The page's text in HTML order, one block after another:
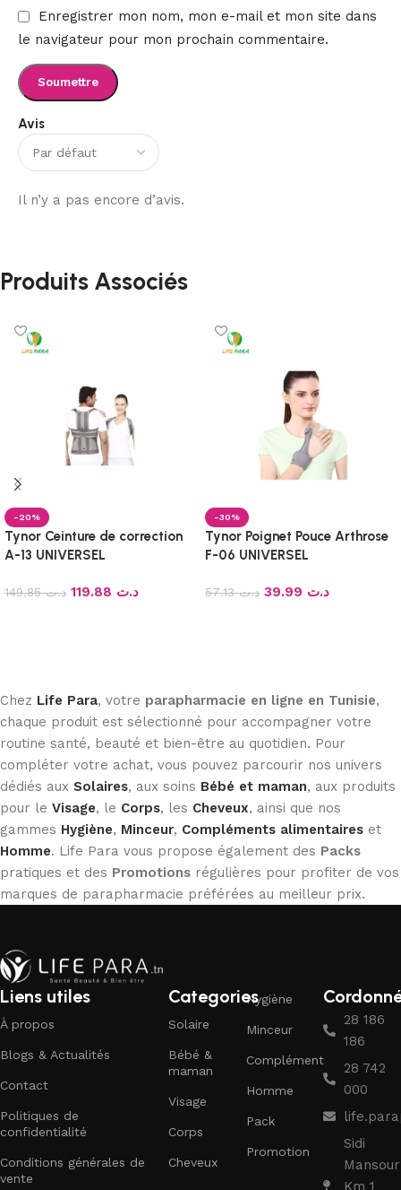
Avis
Il n’y a pas encore d’avis.
Enregistrer mon nom, mon e-mail et mon site dans
le navigateur pour mon prochain commentaire.
Produits Associés
-20%
Tynor Ceinture de correction
A-13 UNIVERSEL
د.ت149.85 د.ت
-30%
Tynor Poignet Pouce Arthrose
F-06 UNIVERSEL
د.ت57.13 د.ت
Chez Life Para, votre parapharmacie en ligne en Tunisie,
chaque produit est sélectionné pour accompagner votre
routine santé, beauté et bien-être au quotidien. Pour
compléter votre achat, vous pouvez parcourir nos univers
dédiés aux Solaires, aux soins Bébé et maman, aux produits
pour le Visage, le Corps, les Cheveux, ainsi que nos
gammes Hygiène, Minceur, Compléments alimentaires et
Homme. Life Para vous propose également des Packs
pratiques et des Promotions régulières pour profiter de vos
marques de parapharmacie préférées au meilleur prix.
Liens utiles
À propos
Blogs & Actualités
Contact
Politiques de
confidentialité
Conditions générales de
vente
Categories
Solaire
Bébé &
maman
Visage
Corps
Cheveux
Hygiène
Minceur
Complément
Homme
Pack
Promotion
28 186
186
28 742
000
Sidi
Mansour
Km 1